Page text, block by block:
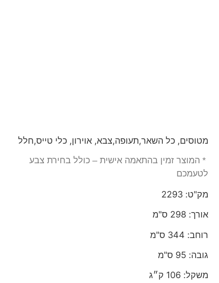
מטוסים, כל השאר,תעופה,צבא, אוירון, כלי טייס,חלל
* המוצר זמין בהתאמה אישית – כולל בחירת צבע
לטעמכם
מק"ט: 2293
אורך: 298 ס"מ
רוחב: 344 ס"מ
גובה: 95 ס"מ
משקל: 106 ק״ג